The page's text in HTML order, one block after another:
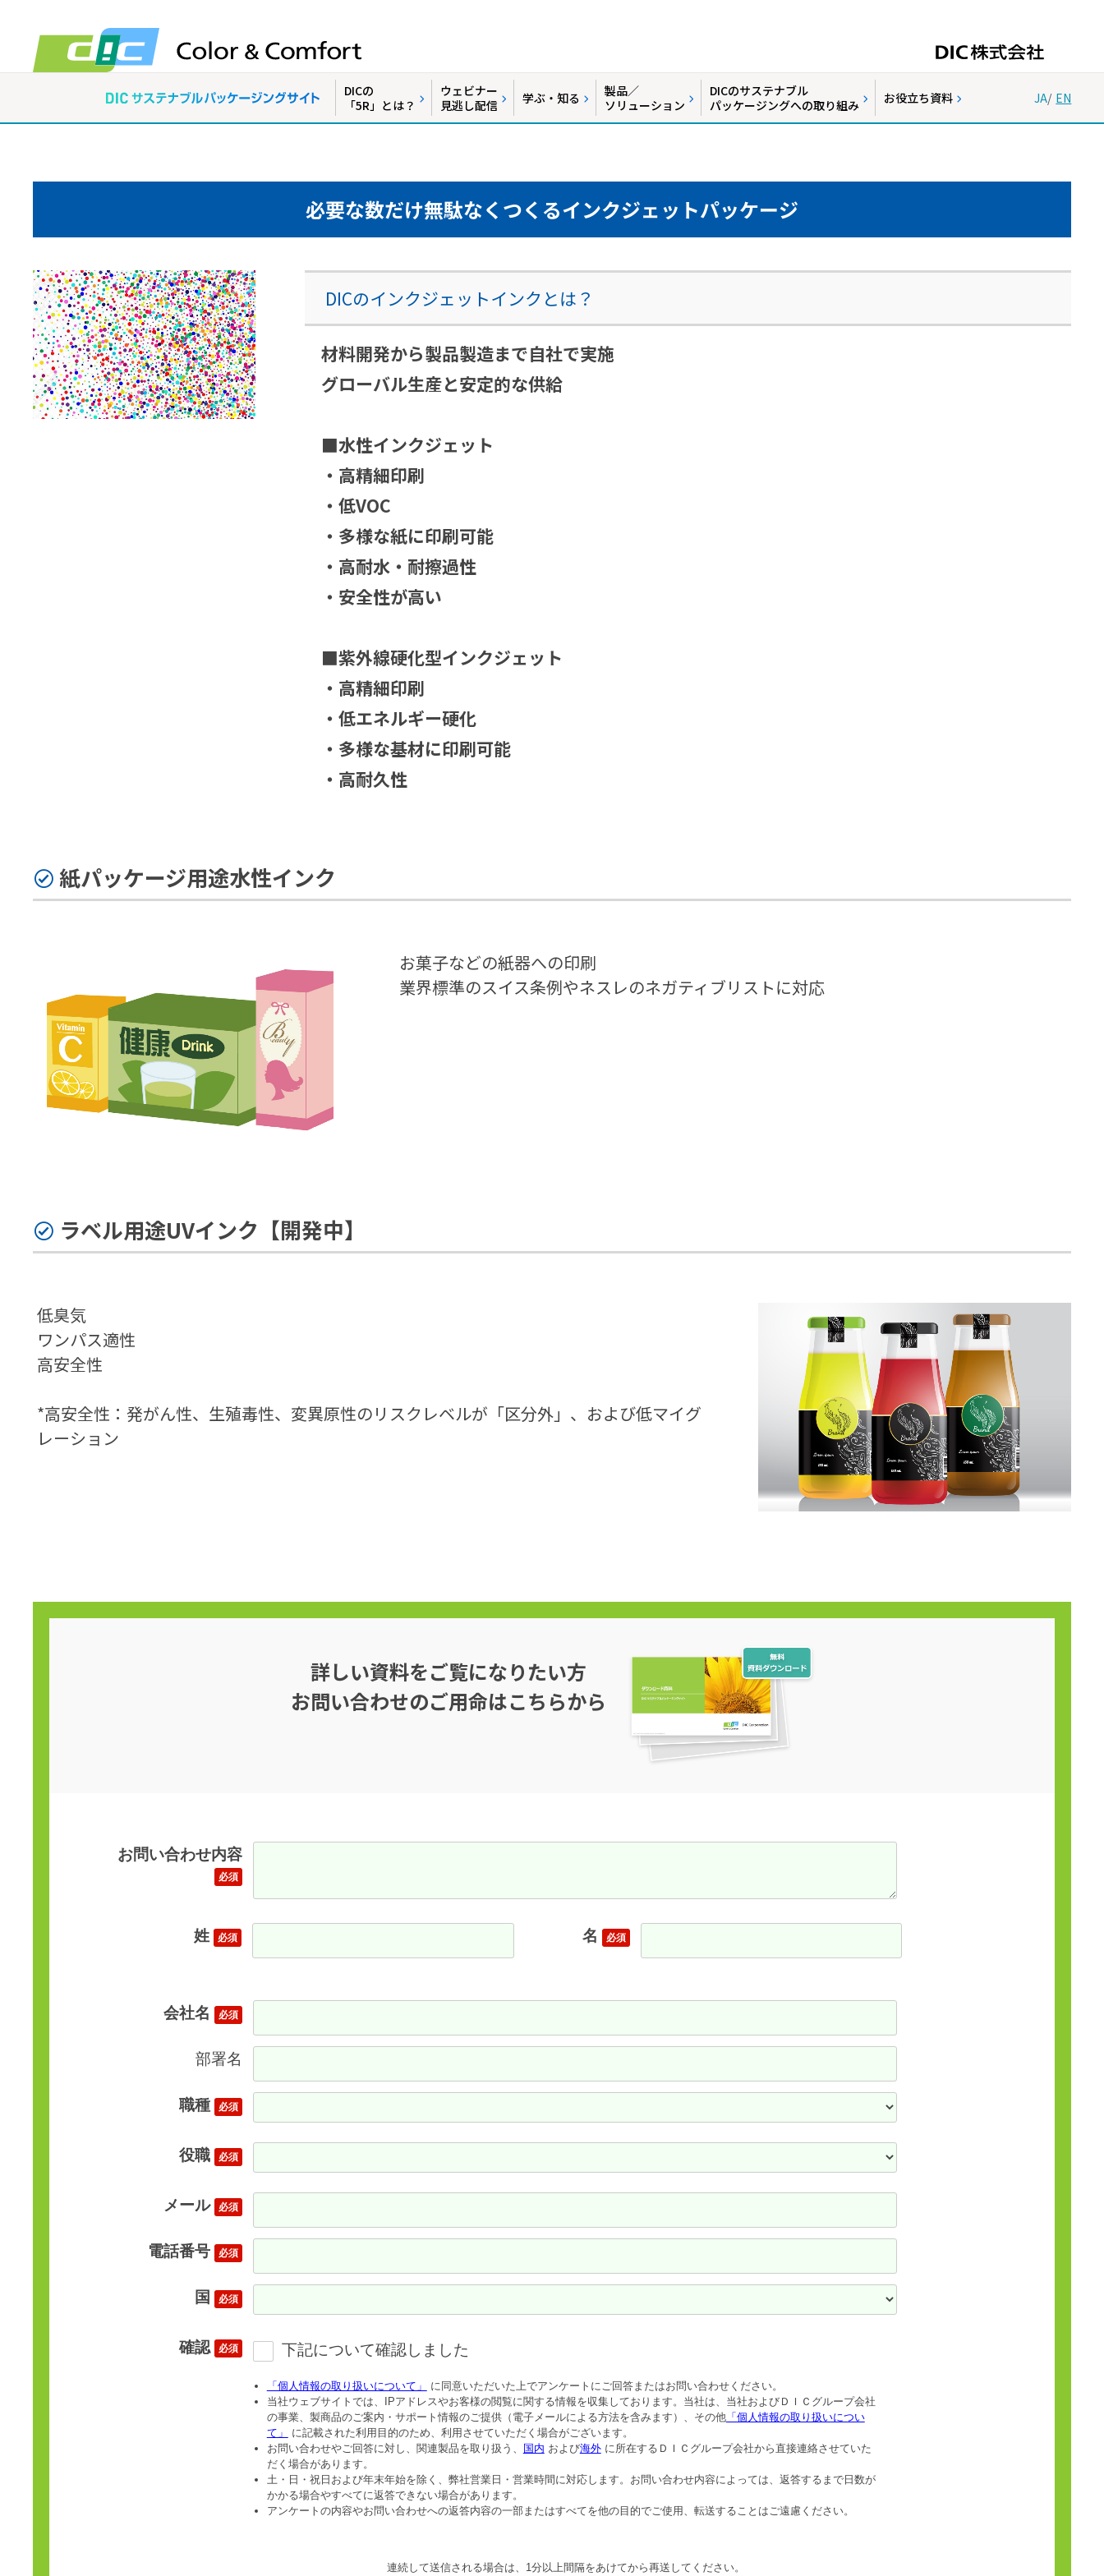
DICの
「5R」とは？
ウェビナー
見逃し配信
学ぶ・知る
製品／
ソリューション
DICのサステナブル
パッケージングへの取り組み
お役立ち資料 JA/ EN
必要な数だけ無駄なくつくるインクジェットパッケージ
DICのインクジェットインクとは？
材料開発から製品製造まで自社で実施
グローバル生産と安定的な供給
■水性インクジェット
・高精細印刷
・低VOC
・多様な紙に印刷可能
・高耐水・耐擦過性
・安全性が高い
■紫外線硬化型インクジェット
・高精細印刷
・低エネルギー硬化
・多様な基材に印刷可能
・高耐久性
紙パッケージ用途水性インク
お菓子などの紙器への印刷
業界標準のスイス条例やネスレのネガティブリストに対応
ラベル用途UVインク【開発中】
低臭気
ワンパス適性
高安全性
*高安全性：発がん性、生殖毒性、変異原性のリスクレベルが「区分外」、および低マイグ
レーション
詳しい資料をご覧になりたい方
お問い合わせのご用命はこちらから